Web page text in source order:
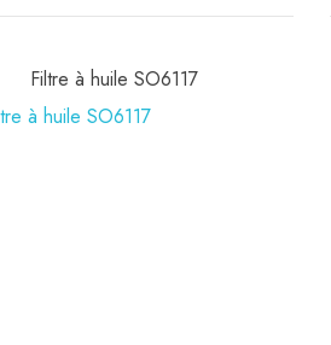
Filtre à huile SO6117